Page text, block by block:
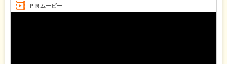
ＰＲムービー